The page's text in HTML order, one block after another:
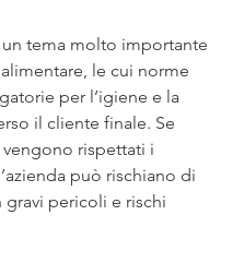
un tema molto importante
le cui norme
per l’igiene e la
il cliente finale. Se
rispettati i
può rischiano di
gravi pericoli e rischi